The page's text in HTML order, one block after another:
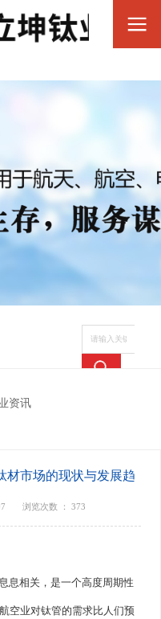
钛法兰
资讯
材市场的现状与发展趋
浏览次数 ： 373
息相关，是一个高度周期性
空业对钛管的需求比人们预